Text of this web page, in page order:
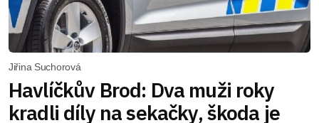
Jiřina Suchorová
Havlíčkův Brod: Dva muži roky
kradli díly na sekačky, škoda je